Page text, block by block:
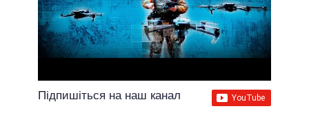
Підпишіться на наш канал